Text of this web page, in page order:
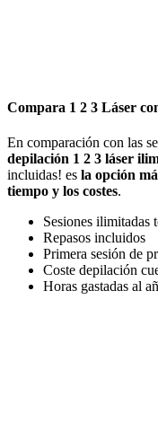
Compara 1 2 3 Láser
En comparación con las
depilación 1 2 3 láser
incluidas! es la opción
tiempo y los costes.
Sesiones ilimitadas
Repasos incluidos
Primera sesión de
Coste depilación
Horas gastadas al